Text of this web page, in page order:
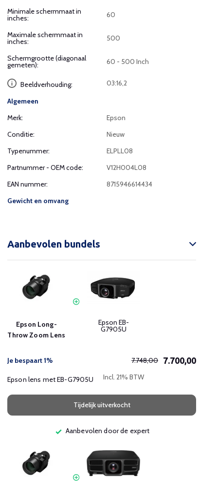
Minimale schermmaat in
inches: 60
Maximale schermmaat in
inches: 500
Schermgrootte (diagonaal
gemeten): 60 - 500 Inch
Beeldverhouding: 03:16,2
Algemeen
Merk:
Epson
Conditie:
Nieuw
Typenummer:
ELPLL08
Partnummer - OEM code:
V12H004L08
EAN nummer:
8715946614434
Gewicht en omvang
Aanbevolen bundels
Epson Long-
Throw Zoom Lens
Epson EB-
G7905U
Je bespaart 1% 7.748,00 7.700,00
Epson lens met EB-G7905U Incl. 21% BTW
Tijdelijk uitverkocht
Aanbevolen door de expert